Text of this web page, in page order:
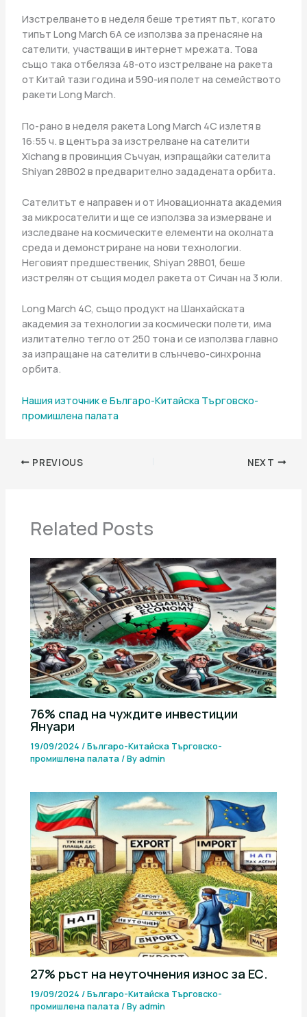
Изстрелването в неделя беше третият път, когато
типът Long March 6A се използва за пренасяне на
сателити, участващи в интернет мрежата. Това
също така отбеляза 48-ото изстрелване на ракета
от Китай тази година и 590-ия полет на семейството
ракети Long March.
По-рано в неделя ракета Long March 4C излетя в
16:55 ч. в центъра за изстрелване на сателити
Xichang в провинция Съчуан, изпращайки сателита
Shiyan 28B02 в предварително зададената орбита.
Сателитът е направен и от Иновационната академия
за микросателити и ще се използва за измерване и
изследване на космическите елементи на околната
среда и демонстриране на нови технологии.
Неговият предшественик, Shiyan 28B01, беше
изстрелян от същия модел ракета от Сичан на 3 юли.
Long March 4C, също продукт на Шанхайската
академия за технологии за космически полети, има
излитателно тегло от 250 тона и се използва главно
за изпращане на сателити в слънчево-синхронна
орбита.
Нашия източник е Българо-Китайска Търговско-
промишлена палaта
PREVIOUS NEXT
Related Posts
76% спад на чуждите инвестиции
Януари
19/09/2024/Българо-Китайска Търговско-
промишлена палaта/ Byadmin
27% ръст на неуточнения износ за ЕС.
19/09/2024 /Българо-Китайска Търговско-
промишлена палaта / Byadmin